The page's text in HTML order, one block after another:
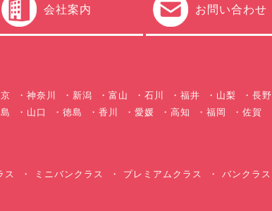
会社案内 お問い合わせ
神奈川 新潟 富山 石川 福井 山梨 長野
山口 徳島 香川 愛媛 高知 福岡 佐賀
ス ミニバンクラス プレミアムクラス
バンクラス